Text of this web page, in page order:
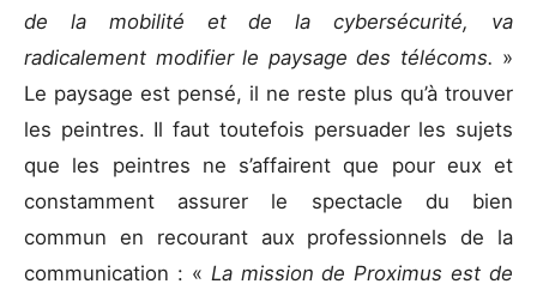
de la mobilité et de la cybersécurité, va
radicalement modifier le paysage des télécoms. »
Le paysage est pensé, il ne reste plus qu’à trouver
les peintres. Il faut toutefois persuader les sujets
que les peintres ne s’affairent que pour eux et
constamment assurer le spectacle du bien
commun en recourant aux professionnels de la
communication : « La mission de Proximus est de